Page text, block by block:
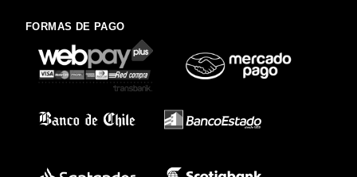
FORMAS DE PAGO